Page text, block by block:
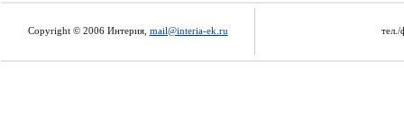
Copyright © 2006 Интерия, mail@interia-ek.ru